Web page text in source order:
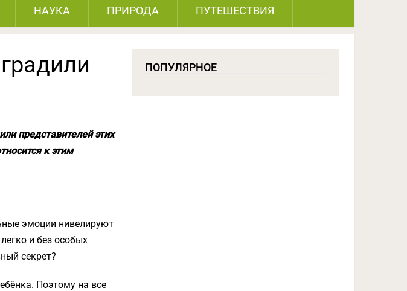
НАУКА ПРИРОДА ПУТЕШЕСТВИЯ
представителей этих
к этим
эмоции нивелируют
и без особых
секрет?
Поэтому на все
ПОПУЛЯРНОЕ